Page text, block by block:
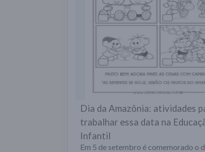
Dia da Amazônia: atividades
trabalhar essa data na
Infantil
Em 5 de setembro é comemorado o